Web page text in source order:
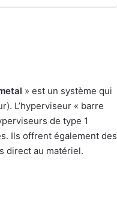
» est un système qui
L’hyperviseur « barre
de type 1
Ils offrent également des
direct au matériel.